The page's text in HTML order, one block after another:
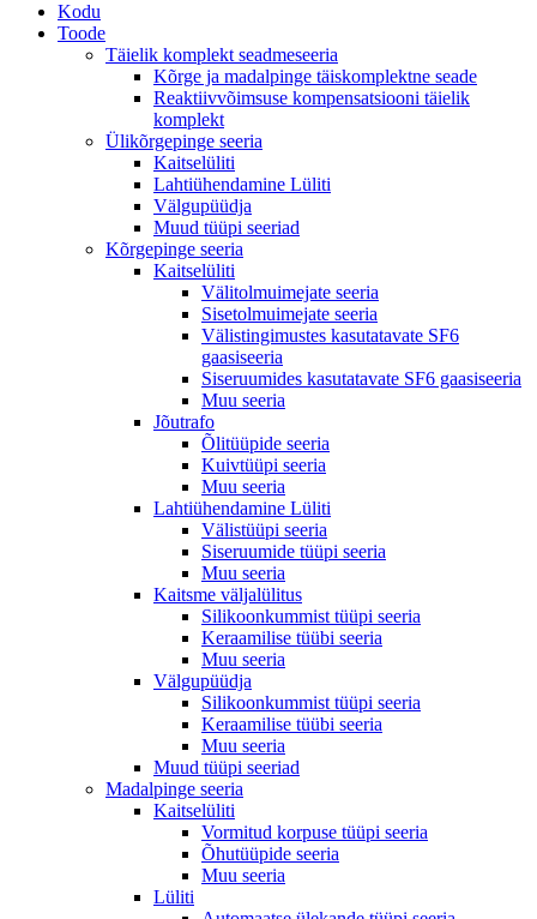
Kodu
Toode
Täielik komplekt seadmeseeria
Kõrge ja madalpinge täiskomplektne seade
Reaktiivvõimsuse kompensatsiooni täielik
komplekt
Ülikõrgepinge seeria
Kaitselüliti
Lahtiühendamine Lüliti
Välgupüüdja
Muud tüüpi seeriad
Kõrgepinge seeria
Kaitselüliti
Välitolmuimejate seeria
Sisetolmuimejate seeria
Välistingimustes kasutatavate SF6
gaasiseeria
Siseruumides kasutatavate SF6 gaasiseeria
Muu seeria
Jõutrafo
Õlitüüpide seeria
Kuivtüüpi seeria
Muu seeria
Lahtiühendamine Lüliti
Välistüüpi seeria
Siseruumide tüüpi seeria
Muu seeria
Kaitsme väljalülitus
Silikoonkummist tüüpi seeria
Keraamilise tüübi seeria
Muu seeria
Välgupüüdja
Silikoonkummist tüüpi seeria
Keraamilise tüübi seeria
Muu seeria
Muud tüüpi seeriad
Madalpinge seeria
Kaitselüliti
Vormitud korpuse tüüpi seeria
Õhutüüpide seeria
Muu seeria
Lüliti